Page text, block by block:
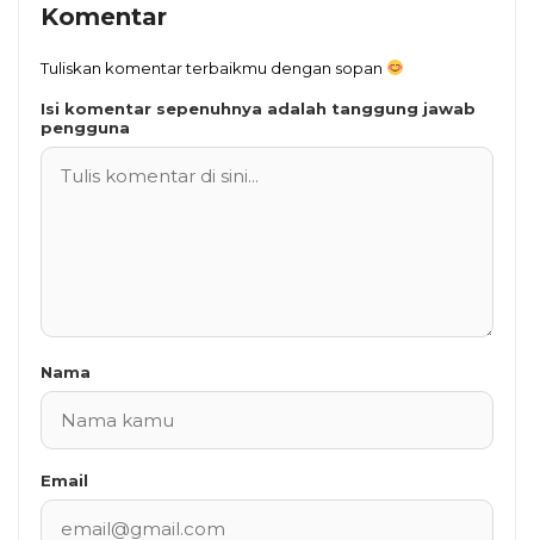
Komentar
Tuliskan komentar terbaikmu dengan sopan
Isi komentar sepenuhnya adalah tanggung jawab
pengguna
Nama
Email